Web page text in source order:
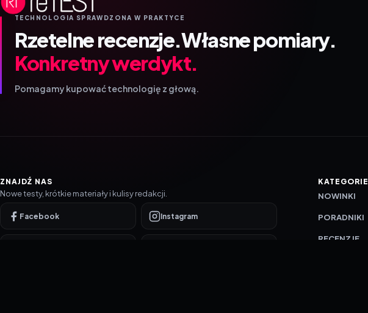
TECHNOLOGIA SPRAWDZONA W PRAKTYCE
Rzetelne recenzje.Własne pomiary.
Konkretny werdykt.
Pomagamy kupować technologię z głową.
ZNAJDŹ NAS
Nowe testy, krótkie materiały i kulisy redakcji.
Facebook Instagram
KATEGORIE
NOWINKI
PORADNIKI
RECENZJE